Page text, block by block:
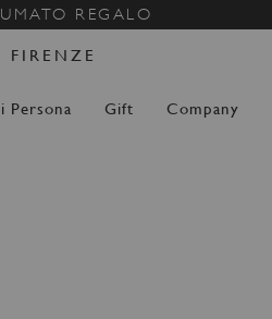
REGALO
FIRENZE
Persona Gift Company